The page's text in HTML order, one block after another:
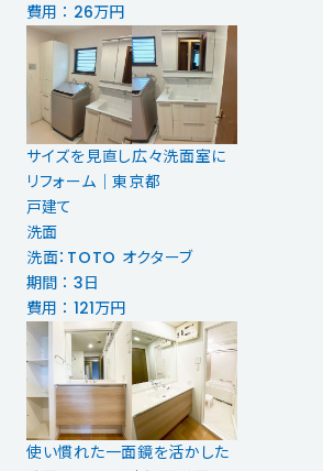
費用 ： 26万円
サイズを見直し広々洗面室に
リフォーム｜東京都
戸建て
洗面
洗面：TOTO オクターブ
期間 ： 3日
費用 ： 121万円
使い慣れた一面鏡を活かした